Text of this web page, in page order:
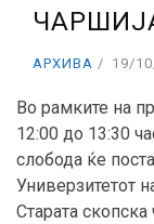
АРХИВА 19/
Во рамките на
12:00 до 13:30
слобода ќе
Универзитетот
Старата